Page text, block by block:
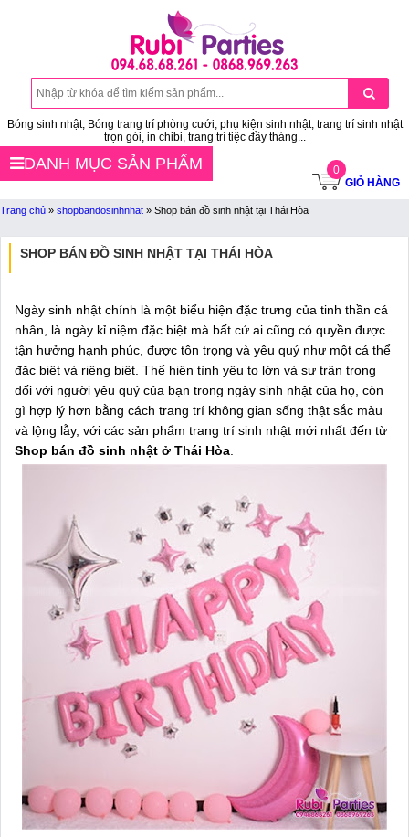
Bóng sinh nhật, Bóng trang trí phòng cưới, phụ kiện sinh nhật, trang trí sinh nhật
trọn gói, in chibi, trang trí tiệc đầy tháng...
0
GIỎ HÀNG
DANH MỤC SẢN PHẨM
Trang chủ » shopbandosinhnhat » Shop bán đồ sinh nhật tại Thái Hòa
SHOP BÁN ĐỒ SINH NHẬT TẠI THÁI HÒA
Ngày sinh nhật chính là một biểu hiện đặc trưng của tinh thần cá
nhân, là ngày kỉ niệm đặc biệt mà bất cứ ai cũng có quyền được
tận hưởng hạnh phúc, được tôn trọng và yêu quý như một cá thể
đặc biệt và riêng biệt. Thể hiện tình yêu to lớn và sự trân trọng
đối với người yêu quý của bạn trong ngày sinh nhật của họ, còn
gì hợp lý hơn bằng cách trang trí không gian sống thật sắc màu
và lộng lẫy, với các sản phẩm trang trí sinh nhật mới nhất đến từ
Shop bán đồ sinh nhật ở Thái Hòa